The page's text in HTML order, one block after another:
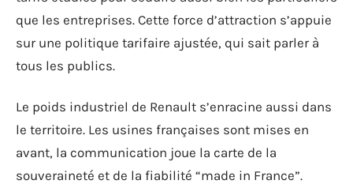
que les entreprises. Cette force d’attraction s’appuie
sur une politique tarifaire ajustée, qui sait parler à
tous les publics.
Le poids industriel de Renault s’enracine aussi dans
le territoire. Les usines françaises sont mises en
avant, la communication joue la carte de la
souveraineté et de la fiabilité “made in France”.